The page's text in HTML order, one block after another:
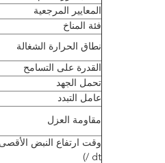
المعايير المرجعية
فئة المناخ
نطاق الحرارة الشغالة
القدرة على التسامح
تحمل الجهد
عامل التبدد
مقاومة العزل
/ dt)